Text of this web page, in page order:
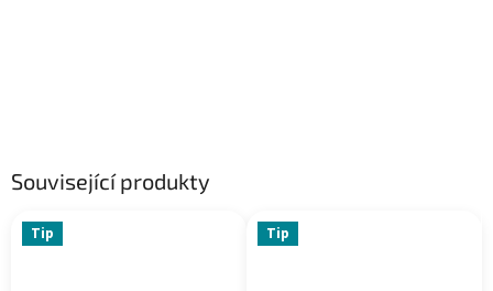
Související produkty
Tip Tip